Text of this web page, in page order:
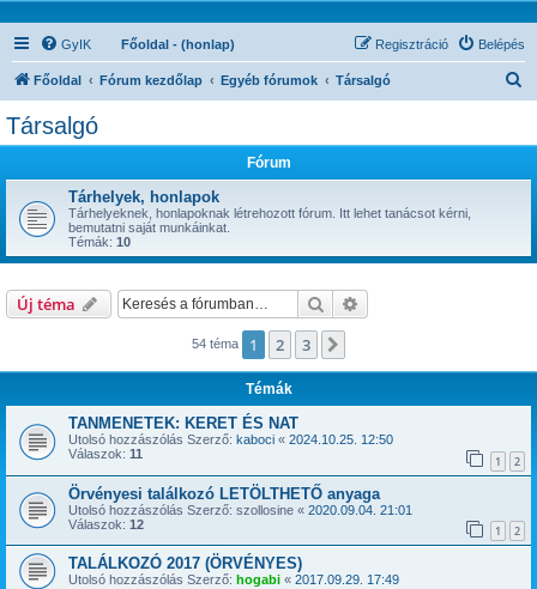
GyIK Főoldal - (honlap) Belépés
Regisztráció
Főoldal Fórum kezdőlap Egyéb fórumok Társalgó
Társalgó
Fórum
Tárhelyek, honlapok
Tárhelyeknek, honlapoknak létrehozott fórum. Itt lehet tanácsot kérni,
bemutatni saját munkáinkat.
Témák: 10
Új téma Keresés
54 téma 1 2 3
Témák
TANMENETEK: KERET ÉS NAT
Utolsó hozzászólás Szerző: kaboci « 2024.10.25. 12:50
Válaszok: 11 1 2
Örvényesi találkozó LETÖLTHETŐ anyaga
Utolsó hozzászólás Szerző: szollosine « 2020.09.04. 21:01
Válaszok: 12 1 2
TALÁLKOZÓ 2017 (ÖRVÉNYES)
Utolsó hozzászólás Szerző: hogabi « 2017.09.29. 17:49